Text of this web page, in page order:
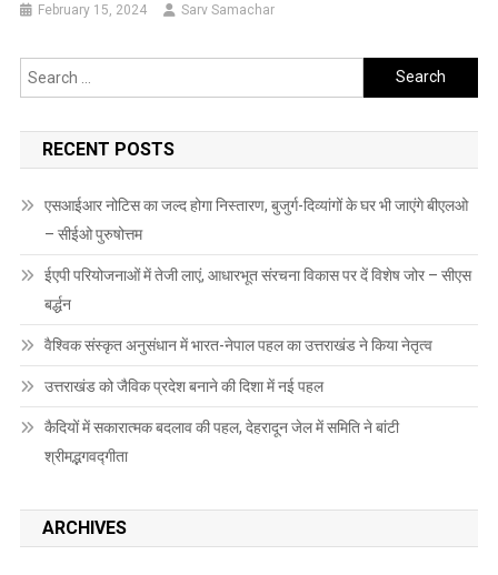
February 15, 2024 Sarv Samachar
Search
for:
RECENT POSTS
एसआईआर नोटिस का जल्द होगा निस्तारण, बुजुर्ग-दिव्यांगों के घर भी जाएंगे बीएलओ
– सीईओ पुरुषोत्तम
ईएपी परियोजनाओं में तेजी लाएं, आधारभूत संरचना विकास पर दें विशेष जोर – सीएस
बर्द्धन
वैश्विक संस्कृत अनुसंधान में भारत-नेपाल पहल का उत्तराखंड ने किया नेतृत्व
उत्तराखंड को जैविक प्रदेश बनाने की दिशा में नई पहल
कैदियों में सकारात्मक बदलाव की पहल, देहरादून जेल में समिति ने बांटी
श्रीमद्भगवद्गीता
ARCHIVES